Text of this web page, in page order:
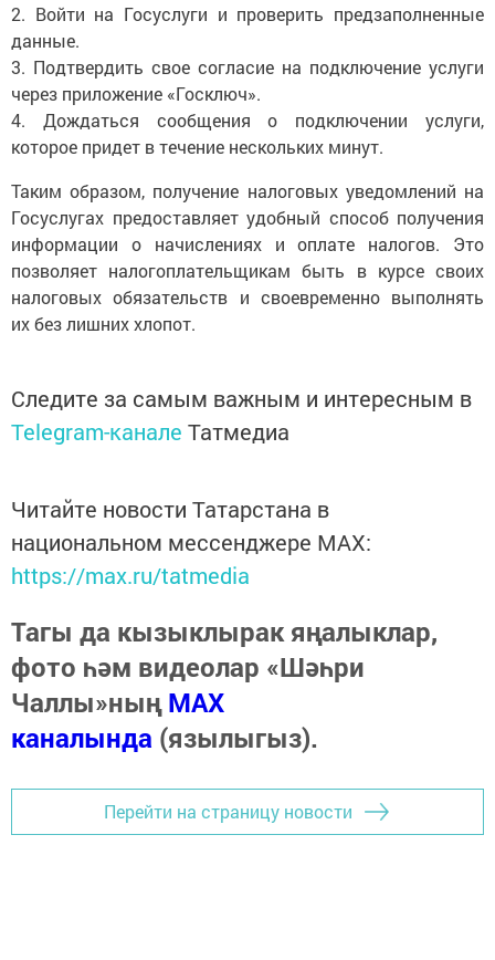
2. Войти на Госуслуги и проверить предзаполненные
данные.
3. Подтвердить свое согласие на подключение услуги
через приложение «Госключ».
4. Дождаться сообщения о подключении услуги,
которое придет в течение нескольких минут.
Таким образом, получение налоговых уведомлений на
Госуслугах предоставляет удобный способ получения
информации о начислениях и оплате налогов. Это
позволяет налогоплательщикам быть в курсе своих
налоговых обязательств и своевременно выполнять
их без лишних хлопот.
Следите за самым важным и интересным в
Telegram-канале Татмедиа
Читайте новости Татарстана в
национальном мессенджере MАХ:
https://max.ru/tatmedia
Тагы да кызыклырак яңалыклар,
фото һәм видеолар «Шәһри
Чаллы»ныңMAX
каналында (язылыгыз).
Перейти на страницу новости